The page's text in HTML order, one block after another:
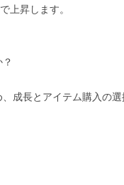
上昇します。
成長とアイテム購入の選